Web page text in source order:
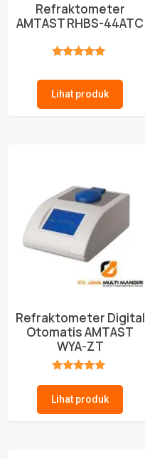
Refraktometer
AMTAST RHBS-44ATC
Lihat produk
Refraktometer Digital
Otomatis AMTAST
WYA-ZT
Lihat produk